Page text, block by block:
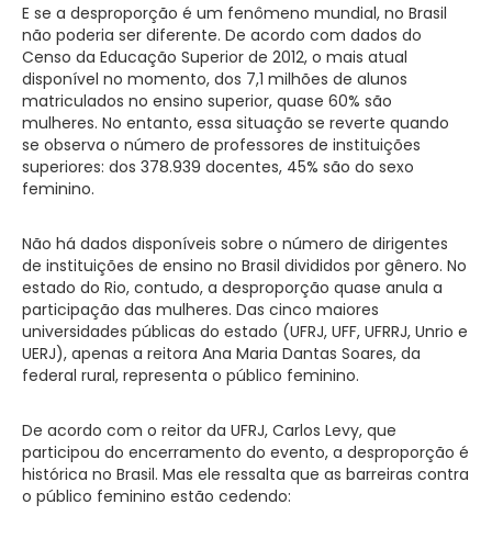
E se a desproporção é um fenômeno mundial, no Brasil
não poderia ser diferente. De acordo com dados do
Censo da Educação Superior de 2012, o mais atual
disponível no momento, dos 7,1 milhões de alunos
matriculados no ensino superior, quase 60% são
mulheres. No entanto, essa situação se reverte quando
se observa o número de professores de instituições
superiores: dos 378.939 docentes, 45% são do sexo
feminino.
Não há dados disponíveis sobre o número de dirigentes
de instituições de ensino no Brasil divididos por gênero. No
estado do Rio, contudo, a desproporção quase anula a
participação das mulheres. Das cinco maiores
universidades públicas do estado (UFRJ, UFF, UFRRJ, Unrio e
UERJ), apenas a reitora Ana Maria Dantas Soares, da
federal rural, representa o público feminino.
De acordo com o reitor da UFRJ, Carlos Levy, que
participou do encerramento do evento, a desproporção é
histórica no Brasil. Mas ele ressalta que as barreiras contra
o público feminino estão cedendo: